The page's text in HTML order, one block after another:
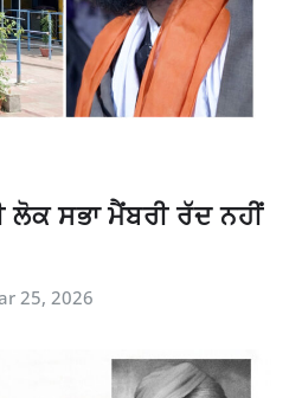
ਲੋਕ ਸਭਾ ਮੈਂਬਰੀ ਰੱਦ ਨਹੀਂ
25, 2026